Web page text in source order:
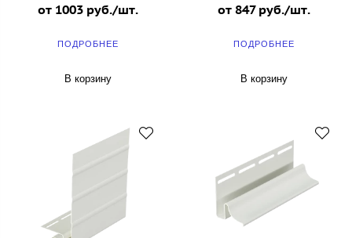
от 1003 руб./шт.
ПОДРОБНЕЕ
В корзину
от 847 руб./шт.
ПОДРОБНЕЕ
В корзину